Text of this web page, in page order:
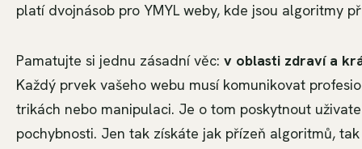
platí dvojnásob pro YMYL weby, kde jsou algoritmy
Pamatujte si jednu zásadní věc: v oblasti zdraví a
Každý prvek vašeho webu musí komunikovat
trikách nebo manipulaci. Je o tom poskytnout
pochybnosti. Jen tak získáte jak přízeň algoritmů,